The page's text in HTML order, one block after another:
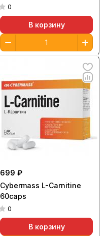
0
В корзину
699 ₽
Cybermass L-Carnitine
60caps
0
В корзину